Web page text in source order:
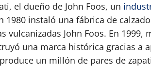
el dueño de John Foos, un
instaló una fábrica de
vulcanizadas John Foos. En 1999,
una marca histórica gracias a
un millón de pares de